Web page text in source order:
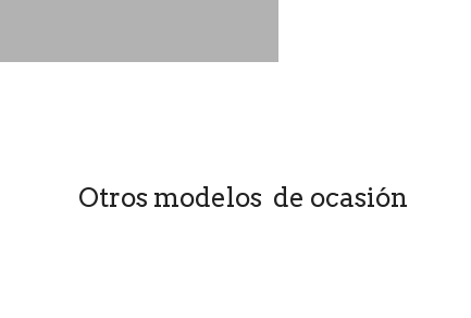
Otros modelos de ocasión